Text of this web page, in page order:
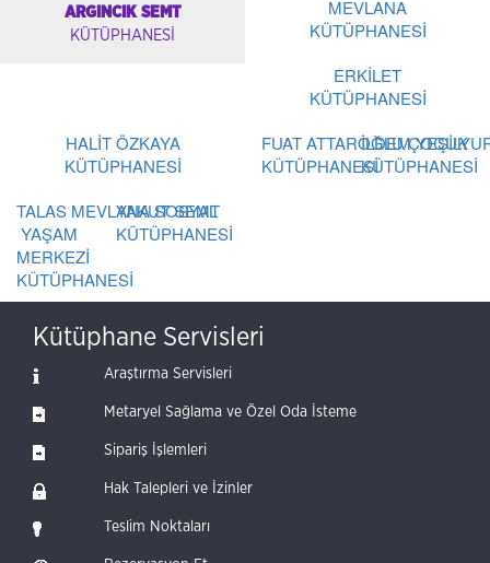
ARGINCIK SEMT
KÜTÜPHANESİ
MEVLANA
KÜTÜPHANESİ
ERKİLET
KÜTÜPHANESİ
HALİT ÖZKAYA
KÜTÜPHANESİ
FUAT ATTAROĞLU ÇOCUK
KÜTÜPHANESİ
İLDEM
KÜTÜPHANESİ
TALAS MEVLANA SOSYAL
YAŞAM
MERKEZİ
KÜTÜPHANESİ
YAKUT SEMT
KÜTÜPHANESİ
Kütüphane Servisleri
Araştırma Servisleri
Metaryel Sağlama ve Özel Oda İsteme
Sipariş İşlemleri
Hak Talepleri ve İzinler
Teslim Noktaları